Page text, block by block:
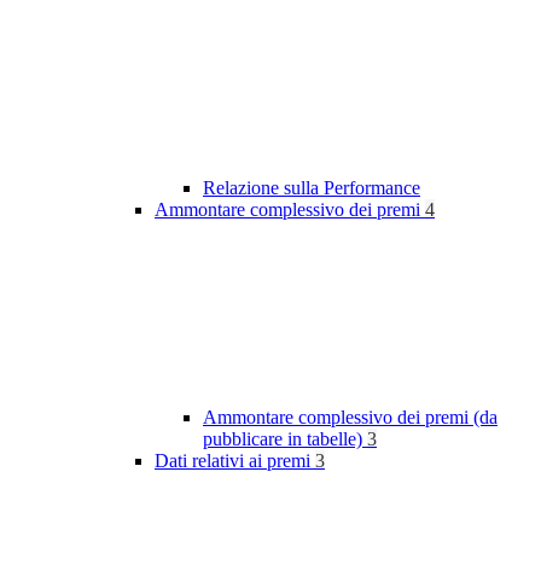
Relazione sulla Performance
Ammontare complessivo dei premi 4
Ammontare complessivo dei premi (da
pubblicare in tabelle) 3
Dati relativi ai premi 3